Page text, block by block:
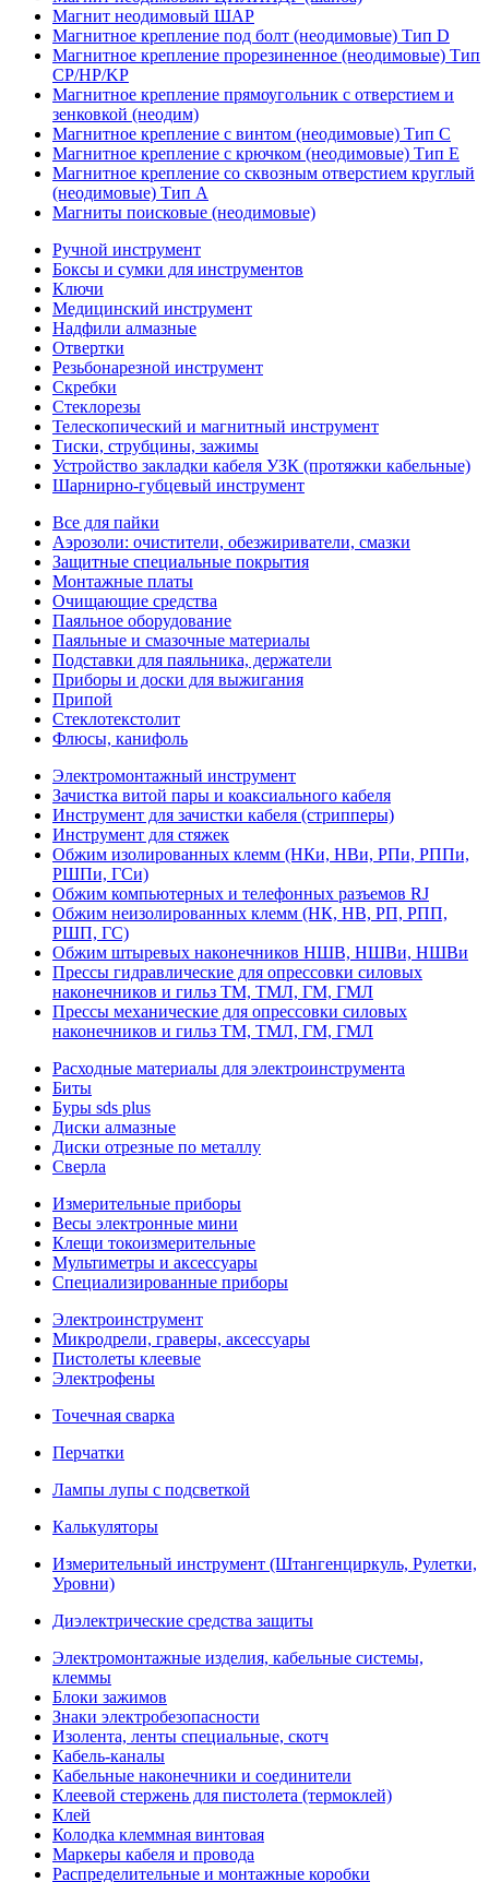
Магнит неодимовый ШАР
Магнитное крепление под болт (неодимовые) Тип D
Магнитное крепление прорезиненное (неодимовые) Тип
CP/HP/KP
Магнитное крепление прямоугольник с отверстием и
зенковкой (неодим)
Магнитное крепление с винтом (неодимовые) Тип С
Магнитное крепление с крючком (неодимовые) Тип Е
Магнитное крепление со сквозным отверстием круглый
(неодимовые) Тип А
Магниты поисковые (неодимовые)
Ручной инструмент
Боксы и сумки для инструментов
Ключи
Медицинский инструмент
Надфили алмазные
Отвертки
Резьбонарезной инструмент
Скребки
Стеклорезы
Телескопический и магнитный инструмент
Тиски, струбцины, зажимы
Устройство закладки кабеля УЗК (протяжки кабельные)
Шарнирно-губцевый инструмент
Все для пайки
Аэрозоли: очистители, обезжириватели, смазки
Защитные специальные покрытия
Монтажные платы
Очищающие средства
Паяльное оборудование
Паяльные и смазочные материалы
Подставки для паяльника, держатели
Приборы и доски для выжигания
Припой
Стеклотекстолит
Флюсы, канифоль
Электромонтажный инструмент
Зачистка витой пары и коаксиального кабеля
Инструмент для зачистки кабеля (стрипперы)
Инструмент для стяжек
Обжим изолированных клемм (НКи, НВи, РПи, РППи,
РШПи, ГСи)
Обжим компьютерных и телефонных разъемов RJ
Обжим неизолированных клемм (НК, НВ, РП, РПП,
РШП, ГС)
Обжим штыревых наконечников НШВ, НШВи, НШВи
Прессы гидравлические для опрессовки силовых
наконечников и гильз ТМ, ТМЛ, ГМ, ГМЛ
Прессы механические для опрессовки силовых
наконечников и гильз ТМ, ТМЛ, ГМ, ГМЛ
Расходные материалы для электроинструмента
Биты
Буры sds plus
Диски алмазные
Диски отрезные по металлу
Сверла
Измерительные приборы
Весы электронные мини
Клещи токоизмерительные
Мультиметры и аксессуары
Специализированные приборы
Электроинструмент
Микродрели, граверы, аксессуары
Пистолеты клеевые
Электрофены
Точечная сварка
Перчатки
Лампы лупы с подсветкой
Калькуляторы
Измерительный инструмент (Штангенциркуль, Рулетки,
Уровни)
Диэлектрические средства защиты
Электромонтажные изделия, кабельные системы,
клеммы
Блоки зажимов
Знаки электробезопасности
Изолента, ленты специальные, скотч
Кабель-каналы
Кабельные наконечники и соединители
Клеевой стержень для пистолета (термоклей)
Клей
Колодка клеммная винтовая
Маркеры кабеля и провода
Распределительные и монтажные коробки